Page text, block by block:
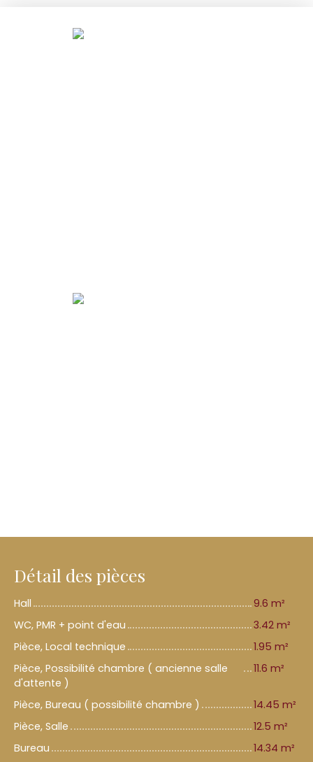
Détail des pièces
Hall
9.6 m²
WC, PMR + point d'eau
3.42 m²
Pièce, Local technique
1.95 m²
Pièce, Possibilité chambre ( ancienne salle
d'attente )
11.6 m²
Pièce, Bureau ( possibilité chambre )
14.45 m²
Pièce, Salle
12.5 m²
Bureau
14.34 m²